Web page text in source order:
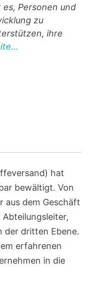
es, Personen und
zu
ihre
hat
bewältigt. Von
aus dem Geschäft
der dritten Ebene.
erfahrenen
in die